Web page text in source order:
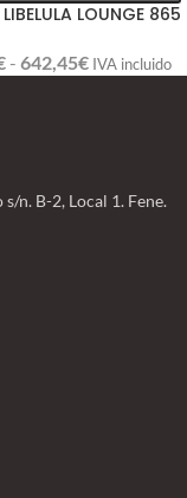
LOUNGE 865
- 642,45€ IVA incluido
n. B-2, Local 1. Fene.